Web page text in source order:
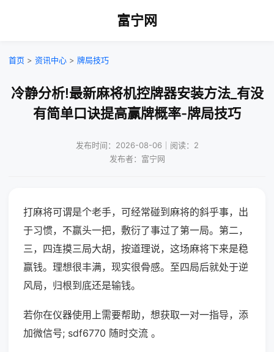
富宁网
首页 > 资讯中心 > 牌局技巧
冷静分析!最新麻将机控牌器安装方法_有没
有简单口诀提高赢牌概率-牌局技巧
发布时间：2026-08-06｜阅读：2
发布者：富宁网
打麻将可谓是个老手，可经常碰到麻将的斜乎事，出
于习惯，不赢头一把，敷衍了事过了第一局。第二，
三，四连摸三局大胡，按道理说，这场麻将下来是稳
赢钱。理想很丰满，现实很骨感。至四局后就处于逆
风局，归根到底还是输钱。
若你在仪器使用上需要帮助，想获取一对一指导，添
加微信号; sdf6770 随时交流 。